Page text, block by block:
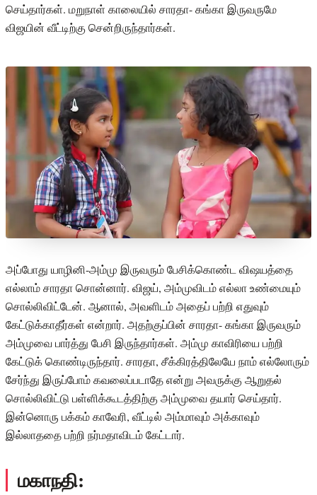
செய்தார்கள். மறுநாள் காலையில் சாரதா- கங்கா இருவருமே
விஜயின் வீட்டிற்கு சென்றிருந்தார்கள்.
அப்போது யாழினி-அம்மு இருவரும் பேசிக்கொண்ட விஷயத்தை
எல்லாம் சாரதா சொன்னார். விஜய், அம்முவிடம் எல்லா உண்மையும்
சொல்லிவிட்டேன். ஆனால், அவளிடம் அதைப் பற்றி எதுவும்
கேட்டுக்காதீர்கள் என்றார். அதற்குப்பின் சாரதா- கங்கா இருவரும்
அம்முவை பார்த்து பேசி இருந்தார்கள். அம்மு காவிரியை பற்றி
கேட்டுக் கொண்டிருந்தார். சாரதா, சீக்கிரத்திலேயே நாம் எல்லோரும்
சேர்ந்து இருப்போம் கவலைப்படாதே என்று அவருக்கு ஆறுதல்
சொல்லிவிட்டு பள்ளிக்கூடத்திற்கு அம்முவை தயார் செய்தார்.
இன்னொரு பக்கம் காவேரி, வீட்டில் அம்மாவும் அக்காவும்
இல்லாததை பற்றி நர்மதாவிடம் கேட்டார்.
மகாநதி: